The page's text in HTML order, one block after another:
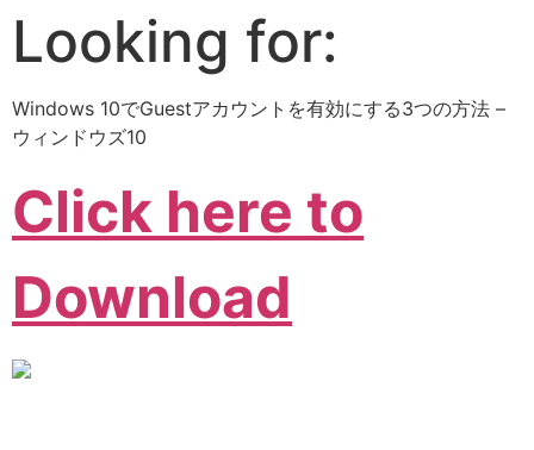
Looking for:
Windows 10でGuestアカウントを有効にする3つの方法 –
ウィンドウズ10
Click here to
Download